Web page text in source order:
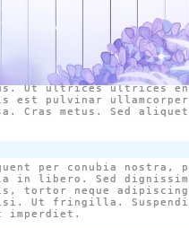
mattis sem, at interdum
in faucibus orci
molestie dui. Praesent
in ipsum sit amet
nec, blandit vel,
Ut ultrices ultrices
est pulvinar
metus. Sed
per conubia nostra,
in libero. Sed
tortor neque adipiscing
Ut fringilla.
imperdiet.